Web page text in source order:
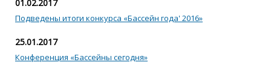
01.02.2017
Подведены итоги конкурса «Бассейн года' 2016»
25.01.2017
Конференция «Бассейны сегодня»